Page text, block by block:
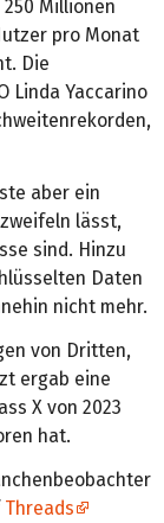
Millionen
pro Monat
Die
Linda Yaccarino
aber ein
lässt,
sind. Hinzu
Daten
nicht mehr.
von Dritten,
ergab eine
X von 2023
hat.
Threads